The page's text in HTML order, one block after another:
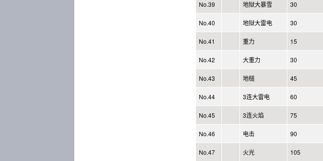
No.39 地狱大暴雪 30
No.40 地狱大雷电 30
No.41 重力 15
No.42 大重力 30
No.43 地槌 45
No.44 3连大雷电 60
No.45 3连火焰 75
No.46 电击 90
No.47 火光 105